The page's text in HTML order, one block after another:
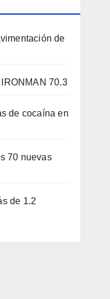
de
70.3
de cocaína en
70 nuevas
de 1.2